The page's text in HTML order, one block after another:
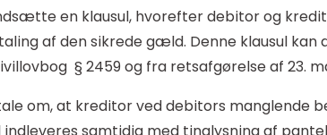
en klausul, hvorefter debitor og
af den sikrede gæld. Denne klausul
§ 2459 og fra retsafgørelse af 23.
om, at kreditor ved debitors manglende
samtidig med tinglysning af